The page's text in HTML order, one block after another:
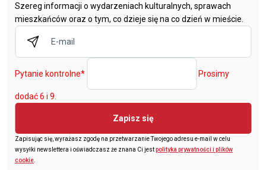
Szereg informacji o wydarzeniach kulturalnych, sprawach
mieszkańców oraz o tym, co dzieje się na co dzień w mieście.
Pytanie kontrolne* Prosimy
dodać 6 i 9.
Zapisz się
Zapisując się, wyrażasz zgodę na przetwarzanie Twojego adresu e-mail w celu
wysyłki newslettera i oświadczasz że znana Ci jestpolityka prywatności i plików
cookie